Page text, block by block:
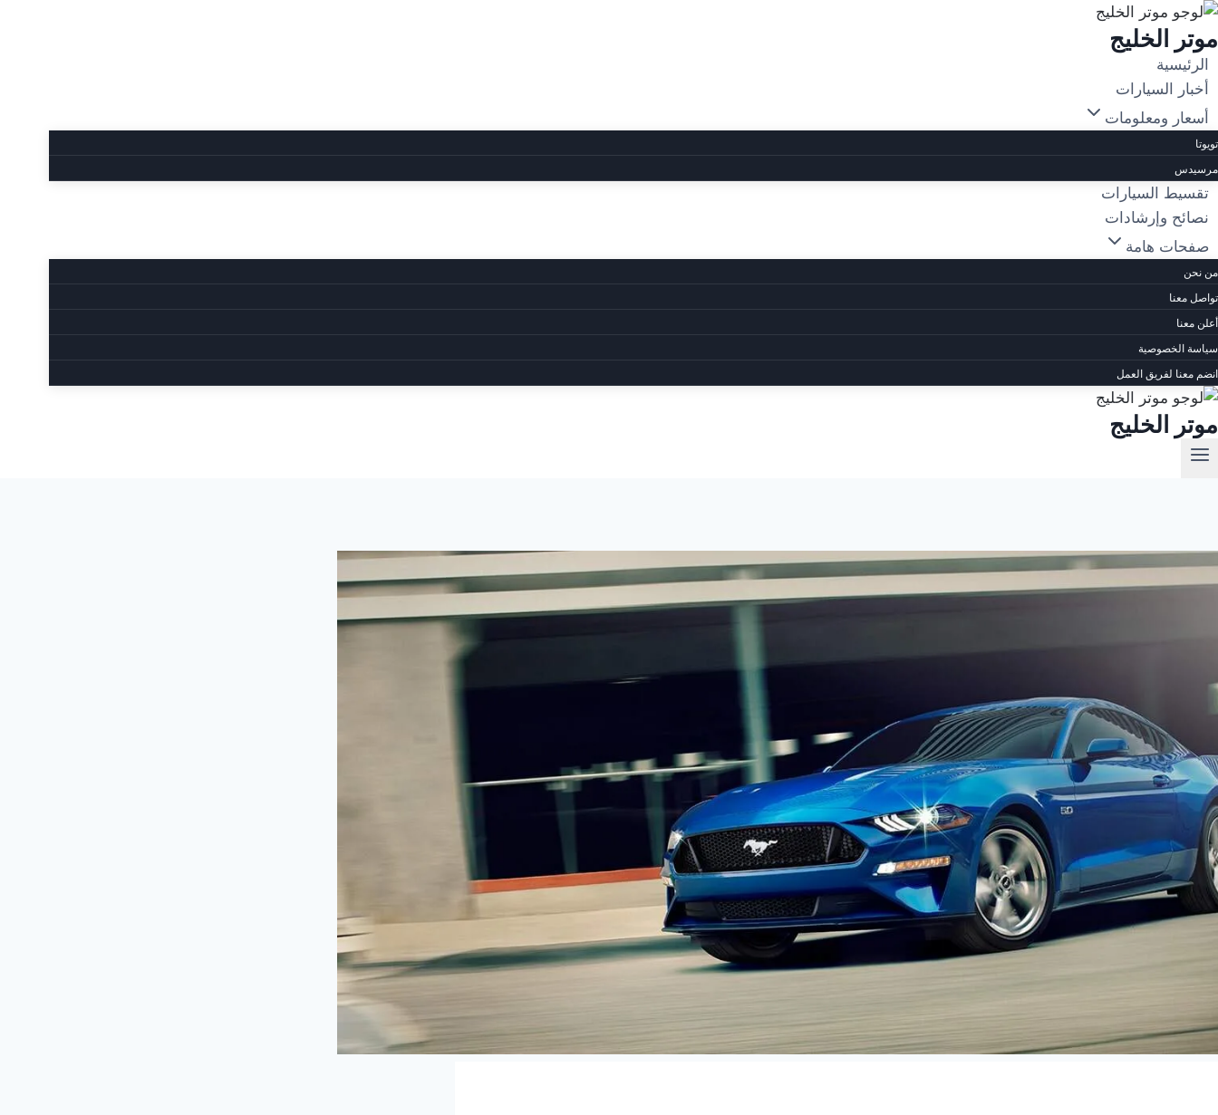
التجاوز
إلى
المحتوى
موتر الخليج
الرئيسية
أخبار السيارات
أسعار ومعلومات
تويوتا
مرسيدس
تقسيط السيارات
نصائح وإرشادات
صفحات هامة
من نحن
تواصل معنا
أعلن معنا
سياسة الخصوصية
انضم معنا لفريق العمل
موتر الخليج